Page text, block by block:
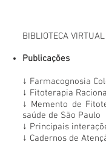
BIBLIOTECA
Publicações
↓ Farmacognosia
↓ Fitoterapia
↓ Memento de
saúde de São Paulo
↓ Principais
↓ Cadernos de